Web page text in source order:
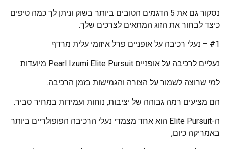
נסקור גם את 5 הדגמים הטובים ביותר בשוק וניתן לך כמה טיפים
כיצד לבחור את הזוג המתאים לצרכים שלך.
#1 – נעלי רכיבה על אופניים פרל איזומי עלית מרדף
נעליים לרכיבה על אופניים Pearl Izumi Elite Pursuit מיועדות
למי שרוצה לשמור על הצורה והגמישות בזמן הרכיבה.
הם מציעים רמה גבוהה של יציבות, נוחות ועמידות במחיר סביר.
ה-Elite Pursuit הוא אחד מצמדי נעלי הרכיבה הפופולריים ביותר
באמריקה כיום,